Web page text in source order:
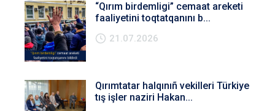
“Qırım birdemligi” cemaat areketi
faaliyetini toqtatqanını b...
21.07.2026
Qırımtatar halqınıñ vekilleri Türkiye
tış işler naziri Hakan...